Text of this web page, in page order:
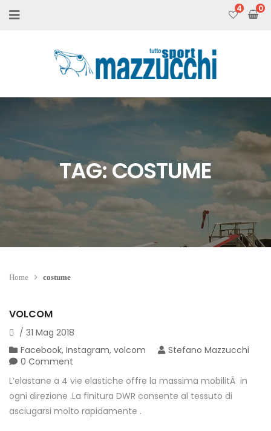
4
TAG:COSTUME
Home costume
VOLCOM
/ 31 Mag 2018
Facebook, Instagram, volcom
Stefano Mazzucchi
0 Comment
L’elastane a 4 vie elastiche offre la massima mobilitÃ in
ogni direzione .La finitura DWR consente al tessuto di
asciugarsi molto rapidamente .